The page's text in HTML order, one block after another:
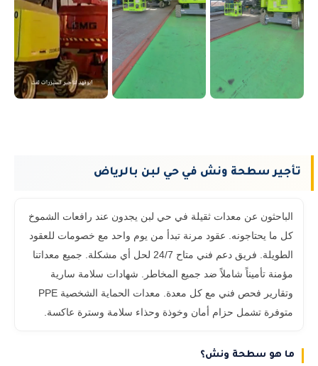
تأجير سطحة ونش في حي لبن بالرياض
الباحثون عن معدات ثقيلة في حي لبن يجدون عند رافعات الشموخ
كل ما يحتاجونه. عقود مرنة تبدأ من يوم واحد مع خصومات للعقود
الطويلة. فريق دعم فني متاح 24/7 لحل أي مشكلة. جميع معداتنا
مؤمنة تأميناً شاملاً ضد جميع المخاطر. شهادات سلامة سارية
وتقارير فحص فني مع كل معدة. معدات الحماية الشخصية PPE
متوفرة تشمل حزام أمان وخوذة وحذاء سلامة وسترة عاكسة.
ما هو سطحة ونش؟